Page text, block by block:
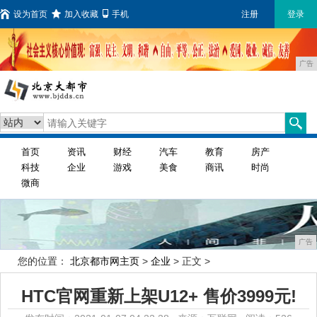
设为首页 加入收藏 手机 注册 登录
广告
首页 资讯 财经 汽车 教育
房产
科技
企业 游戏 美食 商讯
时尚
微商
广告
您的位置： 北京都市网主页 > 企业 > 正文 >
HTC官网重新上架U12+ 售价3999元!